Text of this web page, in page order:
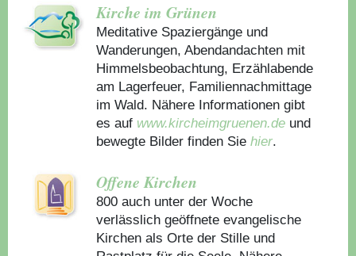
Kirche im Grünen
Meditative Spaziergänge und
Wanderungen, Abendandachten mit
Himmelsbeobachtung, Erzählabende
am Lagerfeuer, Familiennachmittage
im Wald. Nähere Informationen gibt
es auf www.kircheimgruenen.de und
bewegte Bilder finden Sie hier.
Offene Kirchen
800 auch unter der Woche
verlässlich geöffnete evangelische
Kirchen als Orte der Stille und